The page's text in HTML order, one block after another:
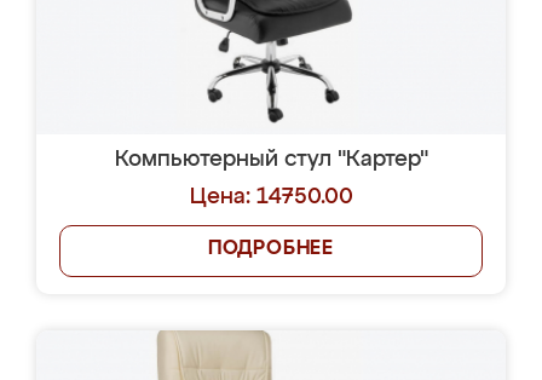
Компьютерный стул "Картер"
Цена: 14750.00
ПОДРОБНЕЕ